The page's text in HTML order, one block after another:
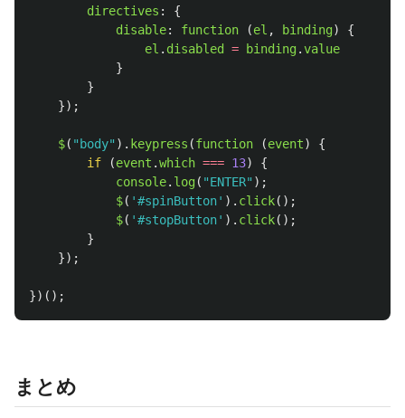
directives :
{
disable: function (el , binding)
{
el . disabled = binding.value
}
}
});
$( " body" ). keypress (function (event)
{
if
(event .which === 13)
{
console. log( "ENTER" );
$( '#spinButton' ). click();
$( '#stopButton' ). click();
}
});
})();
まとめ